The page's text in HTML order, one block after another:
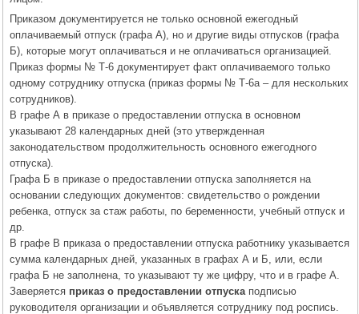
Приказом документируется не только основной ежегодный
оплачиваемый отпуск (графа А), но и другие виды отпусков (графа
Б), которые могут оплачиваться и не оплачиваться организацией.
Приказ формы № Т-6 документирует факт оплачиваемого только
одному сотруднику отпуска (приказ формы № Т-6а – для нескольких
сотрудников).
В графе А в приказе о предоставлении отпуска в основном
указывают 28 календарных дней (это утвержденная
законодательством продолжительность основного ежегодного
отпуска).
Графа Б в приказе о предоставлении отпуска заполняется на
основании следующих документов: свидетельство о рождении
ребенка, отпуск за стаж работы, по беременности, учебный отпуск и
др.
В графе В приказа о предоставлении отпуска работнику указывается
сумма календарных дней, указанных в графах А и Б, или, если
графа Б не заполнена, то указывают ту же цифру, что и в графе А.
Заверяется приказ о предоставлении отпуска подписью
руководителя организации и объявляется сотруднику под роспись.